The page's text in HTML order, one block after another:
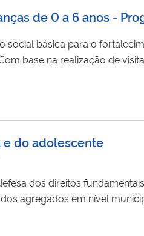
de 0 a 6 anos -
social básica para o
base na realização de
com a rede de serviços
do adolescente
dos direitos fundamentais
agregados em nível
A base do Sipia-CT
atendimento aos direitos...